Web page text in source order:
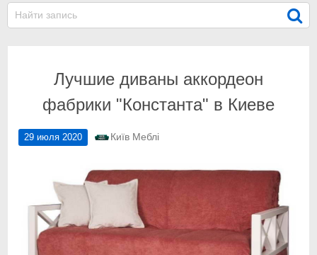
Лучшие диваны аккордеон
фабрики "Константа" в Киеве
29 июля 2020 Київ Меблі